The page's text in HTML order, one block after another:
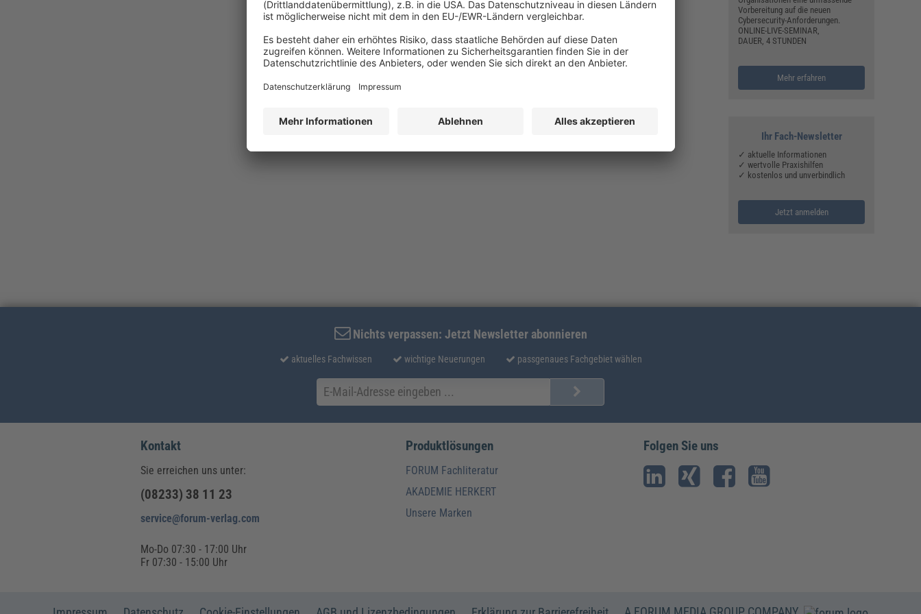
Vorbereitung auf die neuen
Cybersecurity-Anforderungen.
ONLINE-LIVE-SEMINAR,
DAUER, 4 STUNDEN
Mehr erfahren
Ihr Fach-Newsletter
✓ aktuelle Informationen
✓ wertvolle Praxishilfen
✓ kostenlos und unverbindlich
Jetzt anmelden
Nichts verpassen: Jetzt Newsletter abonnieren
aktuelles Fachwissen wichtige Neuerungen passgenaues Fachgebiet wählen
Kontakt
Sie erreichen uns unter:
(08233) 38 11 23
service@forum-verlag.com
Mo-Do 07:30 - 17:00 Uhr
Fr 07:30 - 15:00 Uhr
Produktlösungen
FORUM Fachliteratur
AKADEMIE HERKERT
Unsere Marken
Folgen Sie uns